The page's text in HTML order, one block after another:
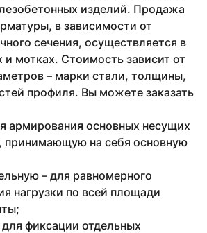
изделий. Продажа
в зависимости от
сечения, осуществляется в
и мотках. Стоимость зависит от
– марки стали, толщины,
профиля. Вы можете заказать
армирования основных несущих
принимающую на себя основную
– для равномерного
нагрузки по всей площади
фиксации отдельных